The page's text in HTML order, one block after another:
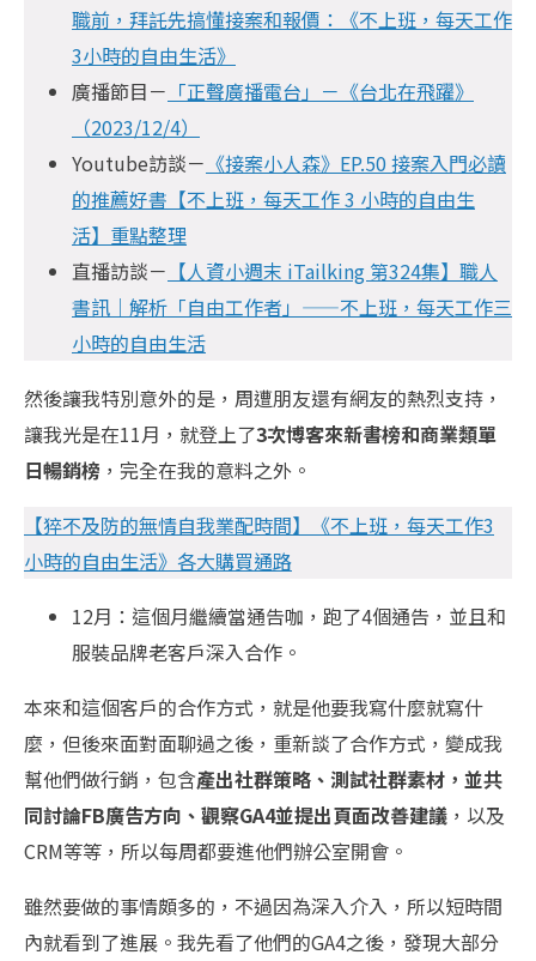
職前，拜託先搞懂接案和報價：《不上班，每天工作
3小時的自由生活》
廣播節目－ 「正聲廣播電台」－《台北在飛躍》
（2023/12/4）
Youtube訪談－ 《接案小人森》EP.50 接案入門必讀
的推薦好書【不上班，每天工作 3 小時的自由生
活】重點整理
直播訪談－ 【人資小週末 iTailking 第324集】職人
書訊｜解析「自由工作者」——不上班，每天工作三
小時的自由生活
然後讓我特別意外的是，周遭朋友還有網友的熱烈支持，
讓我光是在11月，就登上了3次博客來新書榜和商業類單
日暢銷榜 ，完全在我的意料之外。
【猝不及防的無情自我業配時間】《不上班，每天工作3
小時的自由生活》各大購買通路
12月：這個月繼續當通告咖，跑了4個通告，並且和
服裝品牌老客戶深入合作。
本來和這個客戶的合作方式，就是他要我寫什麼就寫什
麼，但後來面對面聊過之後，重新談了合作方式，變成我
幫他們做行銷，包含產出社群策略、測試社群素材，並共
同討論FB廣告方向、觀察GA4並提出頁面改善建議 ，以及
CRM等等，所以每周都要進他們辦公室開會。
雖然要做的事情頗多的，不過因為深入介入，所以短時間
內就看到了進展。我先看了他們的GA4之後，發現大部分